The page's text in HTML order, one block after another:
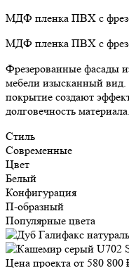
МДФ пленка ПВХ с
МДФ пленка ПВХ с
Фрезерованные
мебели изысканный вид.
покрытие создают
долговечность материала.
Стиль
Современные
Цвет
Белый
Конфигурация
П-образный
Популярные цвета
Цена проекта от 580 800